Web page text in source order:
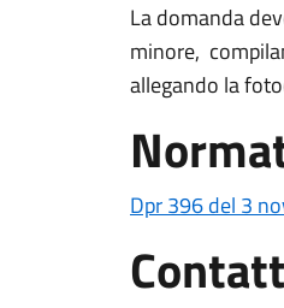
La domanda
minore,
allegando la
Dpr 396 del 3